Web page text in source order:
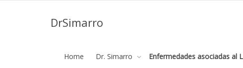
DrSimarro
Home Dr. Simarro Enfermedades asociadas al
escleroterapia-microespuma